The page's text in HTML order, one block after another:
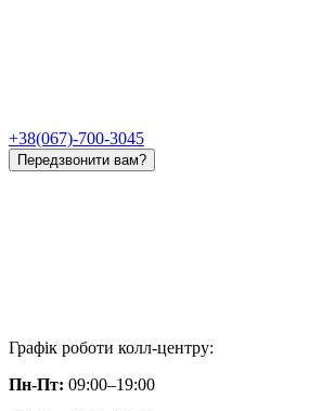
+38(067)-700-3045
Передзвонити вам?
Графік роботи колл-центру:
Пн-Пт: 09:00–19:00